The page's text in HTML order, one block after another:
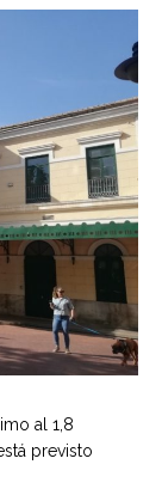
al 1,8
previsto